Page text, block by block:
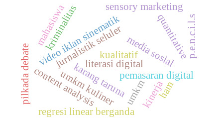
jurnalistik seluler
karang taruna
literasi digitalmedia sosial
umkm kuliner pemasaran digital
video iklan sinematik
sensory marketing
content analysis
pilkada debate
quantitativep.e.n.c.i.l.s
umkm
kriminalitas
regresi linear berganda
kualitatif
kinerjaham
mahasiswa